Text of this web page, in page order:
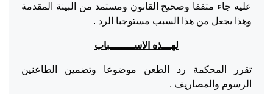
عليه جاء متفقا وصحيح القانون ومستمد من البينة المقدمة
وهذا يجعل من هذا السبب مستوجبا الرد .
لهـــذه الاســــــــباب
تقرر المحكمة رد الطعن موضوعا وتضمين الطاعنين
الرسوم والمصاريف .